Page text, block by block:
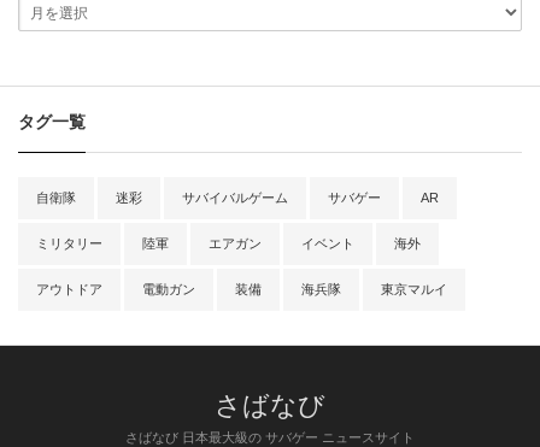
タグ一覧
自衛隊 迷彩 サバイバルゲーム サバゲー AR
ミリタリー 陸軍 エアガン イベント 海外
アウトドア 電動ガン 装備 海兵隊 東京マルイ
さばなび 日本最大級の サバゲー ニュースサイト